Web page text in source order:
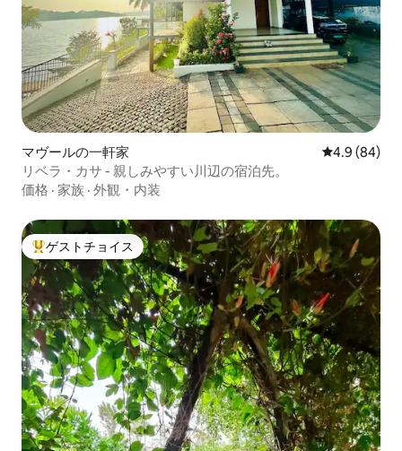
マヴールの一軒家 レビュー84
4.9 (84)
リベラ・カサ - 親しみやすい川辺の宿泊先。
価格 · 家族 · 外観・内装
大好評のゲストチョイスです。
ゲストチョイス